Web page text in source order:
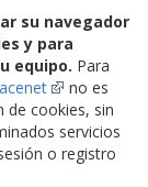
su navegador
y para
equipo. Para
no es
de cookies, sin
servicios
o registro